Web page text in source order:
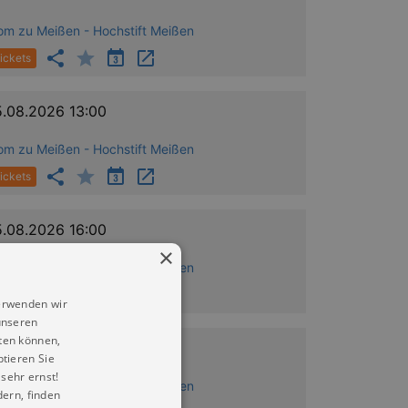
zu Meißen - Hochstift Meißen
13:00
zu Meißen - Hochstift Meißen
16:00
zu Meißen - Hochstift Meißen
15:00
zu Meißen - Hochstift Meißen
×
wir
können,
Sie
ernst!
finden